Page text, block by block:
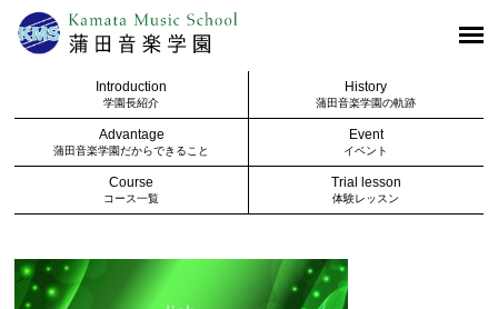
Introduction
学園長紹介
History
蒲田音楽学園の軌跡
Advantage
蒲田音楽学園だからできること
Event
イベント
Course
コース一覧
Trial lesson
体験レッスン